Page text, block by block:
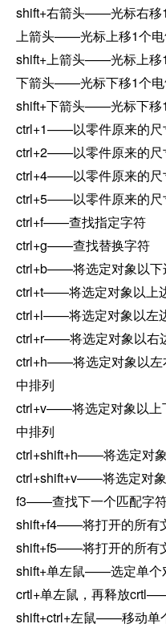
shift+右箭头——光标右移
上箭头——光标上移1个电
shift+上箭头——光标上移
下箭头——光标下移1个电
shift+下箭头——光标下移
ctrl+1——以零件原来的尺
ctrl+2——以零件原来的尺
ctrl+4——以零件原来的尺
ctrl+5——以零件原来的尺
ctrl+f——查找指定字符
ctrl+g——查找替换字符
ctrl+b——将选定对象以下
ctrl+t——将选定对象以上
ctrl+l——将选定对象以左
ctrl+r——将选定对象以右
ctrl+h——将选定对象以左
中排列
ctrl+v——将选定对象以上
中排列
ctrl+shift+h——将选定对
ctrl+shift+v——将选定对
f3——查找下一个匹配字
shift+f4——将打开的所有
shift+f5——将打开的所有
shift+单左鼠——选定单个
crtl+单左鼠，再释放
shift+ctrl+左鼠——移动单